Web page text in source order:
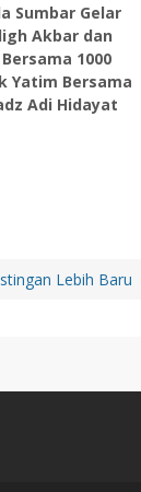
Sumbar Gelar
Akbar dan
1000
Yatim Bersama
Adi Hidayat
Lebih Baru